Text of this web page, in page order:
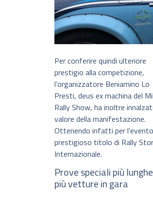
Per conferire quindi ulteriore
prestigio alla competizione,
l’organizzatore Beniamino Lo
Presti, deus ex machina del
Rally Show, ha inoltre
valore della manifestazione.
Ottenendo infatti per
prestigioso titolo di Rally
Internazionale.
Prove speciali più
più vetture in gara